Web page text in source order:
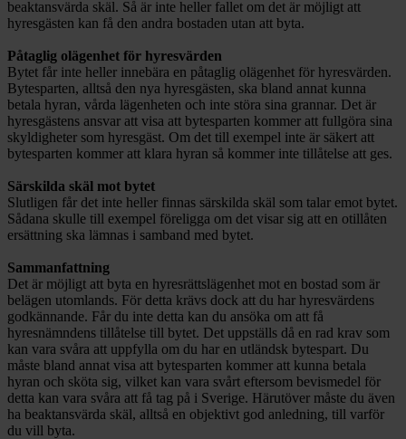
beaktansvärda skäl. Så är inte heller fallet om det är möjligt att
hyresgästen kan få den andra bostaden utan att byta.
Påtaglig olägenhet för hyresvärden
Bytet får inte heller innebära en påtaglig olägenhet för hyresvärden.
Bytesparten, alltså den nya hyresgästen, ska bland annat kunna
betala hyran, vårda lägenheten och inte störa sina grannar. Det är
hyresgästens ansvar att visa att bytesparten kommer att fullgöra sina
skyldigheter som hyresgäst. Om det till exempel inte är säkert att
bytesparten kommer att klara hyran så kommer inte tillåtelse att ges.
Särskilda skäl mot bytet
Slutligen får det inte heller finnas särskilda skäl som talar emot bytet.
Sådana skulle till exempel föreligga om det visar sig att en otillåten
ersättning ska lämnas i samband med bytet.
Sammanfattning
Det är möjligt att byta en hyresrättslägenhet mot en bostad som är
belägen utomlands. För detta krävs dock att du har hyresvärdens
godkännande. Får du inte detta kan du ansöka om att få
hyresnämndens tillåtelse till bytet. Det uppställs då en rad krav som
kan vara svåra att uppfylla om du har en utländsk bytespart. Du
måste bland annat visa att bytesparten kommer att kunna betala
hyran och sköta sig, vilket kan vara svårt eftersom bevismedel för
detta kan vara svåra att få tag på i Sverige. Härutöver måste du även
ha beaktansvärda skäl, alltså en objektivt god anledning, till varför
du vill byta.